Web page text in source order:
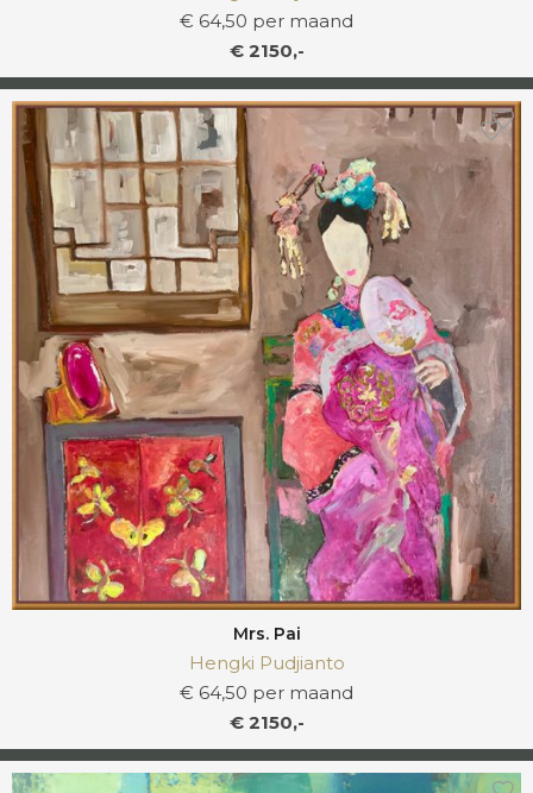
€ 64,50 per maand
€ 2150,-
Mrs. Pai
Hengki Pudjianto
€ 64,50 per maand
€ 2150,-